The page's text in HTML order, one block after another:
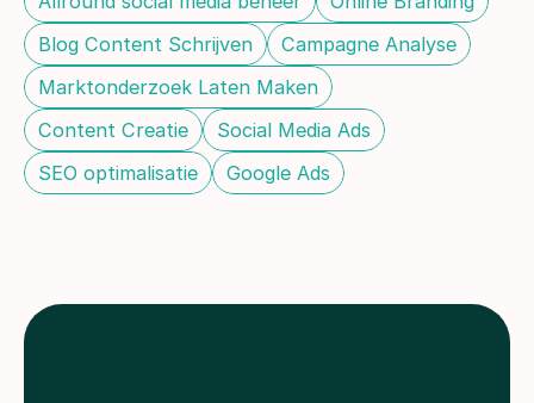
Blog Content Schrijven
Campagne Analyse
Marktonderzoek Laten Maken
Content Creatie
Social Media Ads
SEO optimalisatie
Google Ads